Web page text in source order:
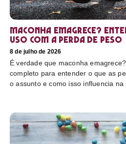
Maconha emagrece?
uso com a perda de peso
8 de julho de 2026
É verdade que maconha
completo para entender o que as
o assunto e como isso influencia na